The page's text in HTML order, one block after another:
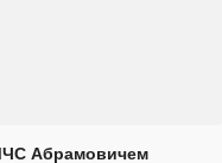
Абрамовичем